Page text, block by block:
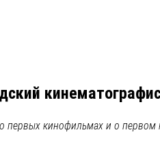
первых кинофильмах и о первом